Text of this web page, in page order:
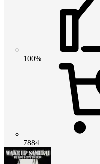
100%
7884